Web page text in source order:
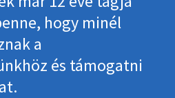
hogy minél
a
és támogatni